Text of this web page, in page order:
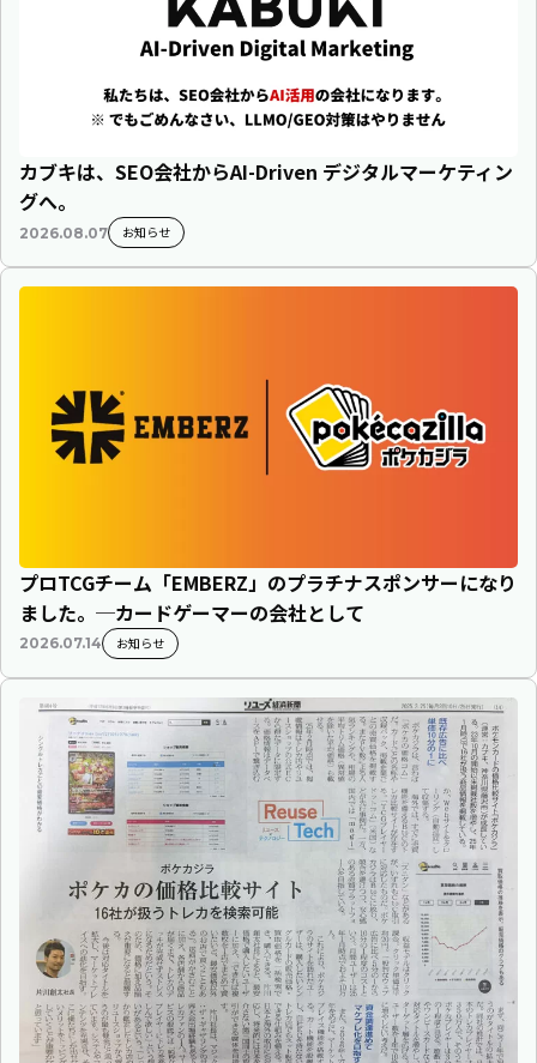
カブキは、SEO会社からAI-Driven デジタルマーケティン
グへ。
2026.08.07 お知らせ
プロTCGチーム「EMBERZ」のプラチナスポンサーになり
ました。─カードゲーマーの会社として
2026.07.14 お知らせ